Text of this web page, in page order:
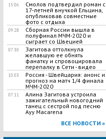
15:06
Смолов подтвердил роман с
17-летней внучкой Ельцина,
опубликовав совместные
фото с отдыха
09:28
Сборная России вышла в
полуфинал МЧМ-2020 и
сыграет со Швецией
07:30
Загитова оттолкнула
желавшую ее обнять
фанатку и спровоцировала
перепалку в Сети - видео
10:03
Россия - Швейцария: анонс и
прогноз на матч 1/4 финала
МЧМ-2020
07:11
Алина Загитова устроила
зажигательный новогодний
танец с сестрой под песню
Ayy Macarena
ВСЕ НОВОСТИ »